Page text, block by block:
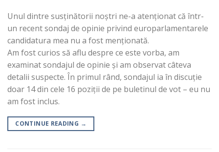
Unul dintre susținătorii noștri ne-a atenționat că într-
un recent sondaj de opinie privind europarlamentarele
candidatura mea nu a fost menționată.
Am fost curios să aflu despre ce este vorba, am
examinat sondajul de opinie și am observat câteva
detalii suspecte. În primul rând, sondajul ia în discuție
doar 14 din cele 16 poziții de pe buletinul de vot – eu nu
am fost inclus.
CONTINUE READING →